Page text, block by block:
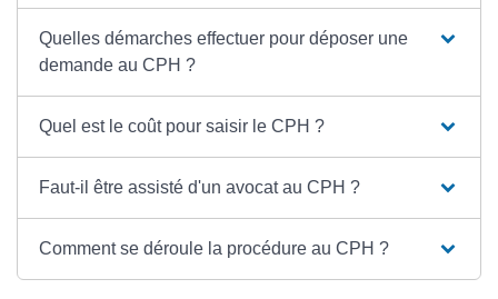
Quelles démarches effectuer pour déposer une
demande au CPH ?
Quel est le coût pour saisir le CPH ?
Faut-il être assisté d'un avocat au CPH ?
Comment se déroule la procédure au CPH ?